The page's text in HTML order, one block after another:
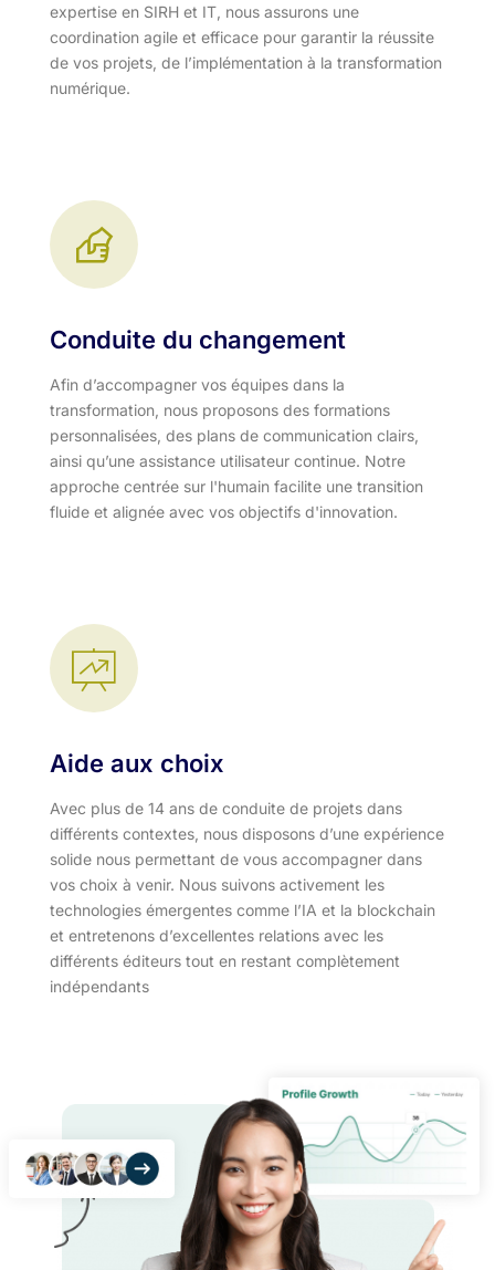
expertise en SIRH et IT, nous assurons une
coordination agile et efficace pour garantir la réussite
de vos projets, de l’implémentation à la transformation
numérique.
Conduite du changement
Afin d’accompagner vos équipes dans la
transformation, nous proposons des formations
personnalisées, des plans de communication clairs,
ainsi qu’une assistance utilisateur continue. Notre
approche centrée sur l'humain facilite une transition
fluide et alignée avec vos objectifs d'innovation.​
Aide aux choix
Avec plus de 14 ans de conduite de projets dans
différents contextes, nous disposons d’une expérience
solide nous permettant de vous accompagner dans
vos choix à venir. Nous suivons activement les
technologies émergentes comme l’IA et la blockchain
et entretenons d’excellentes relations avec les
différents éditeurs tout en restant complètement
indépendants